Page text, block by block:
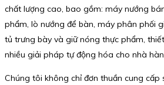
chất lượng cao, bao gồm: máy nướng
phẩm, lò nướng để bàn, máy phân phối
tủ trưng bày và giữ nóng thực phẩm,
nhiều giải pháp tự động hóa cho nhà
Chúng tôi không chỉ đơn thuần cung cấp